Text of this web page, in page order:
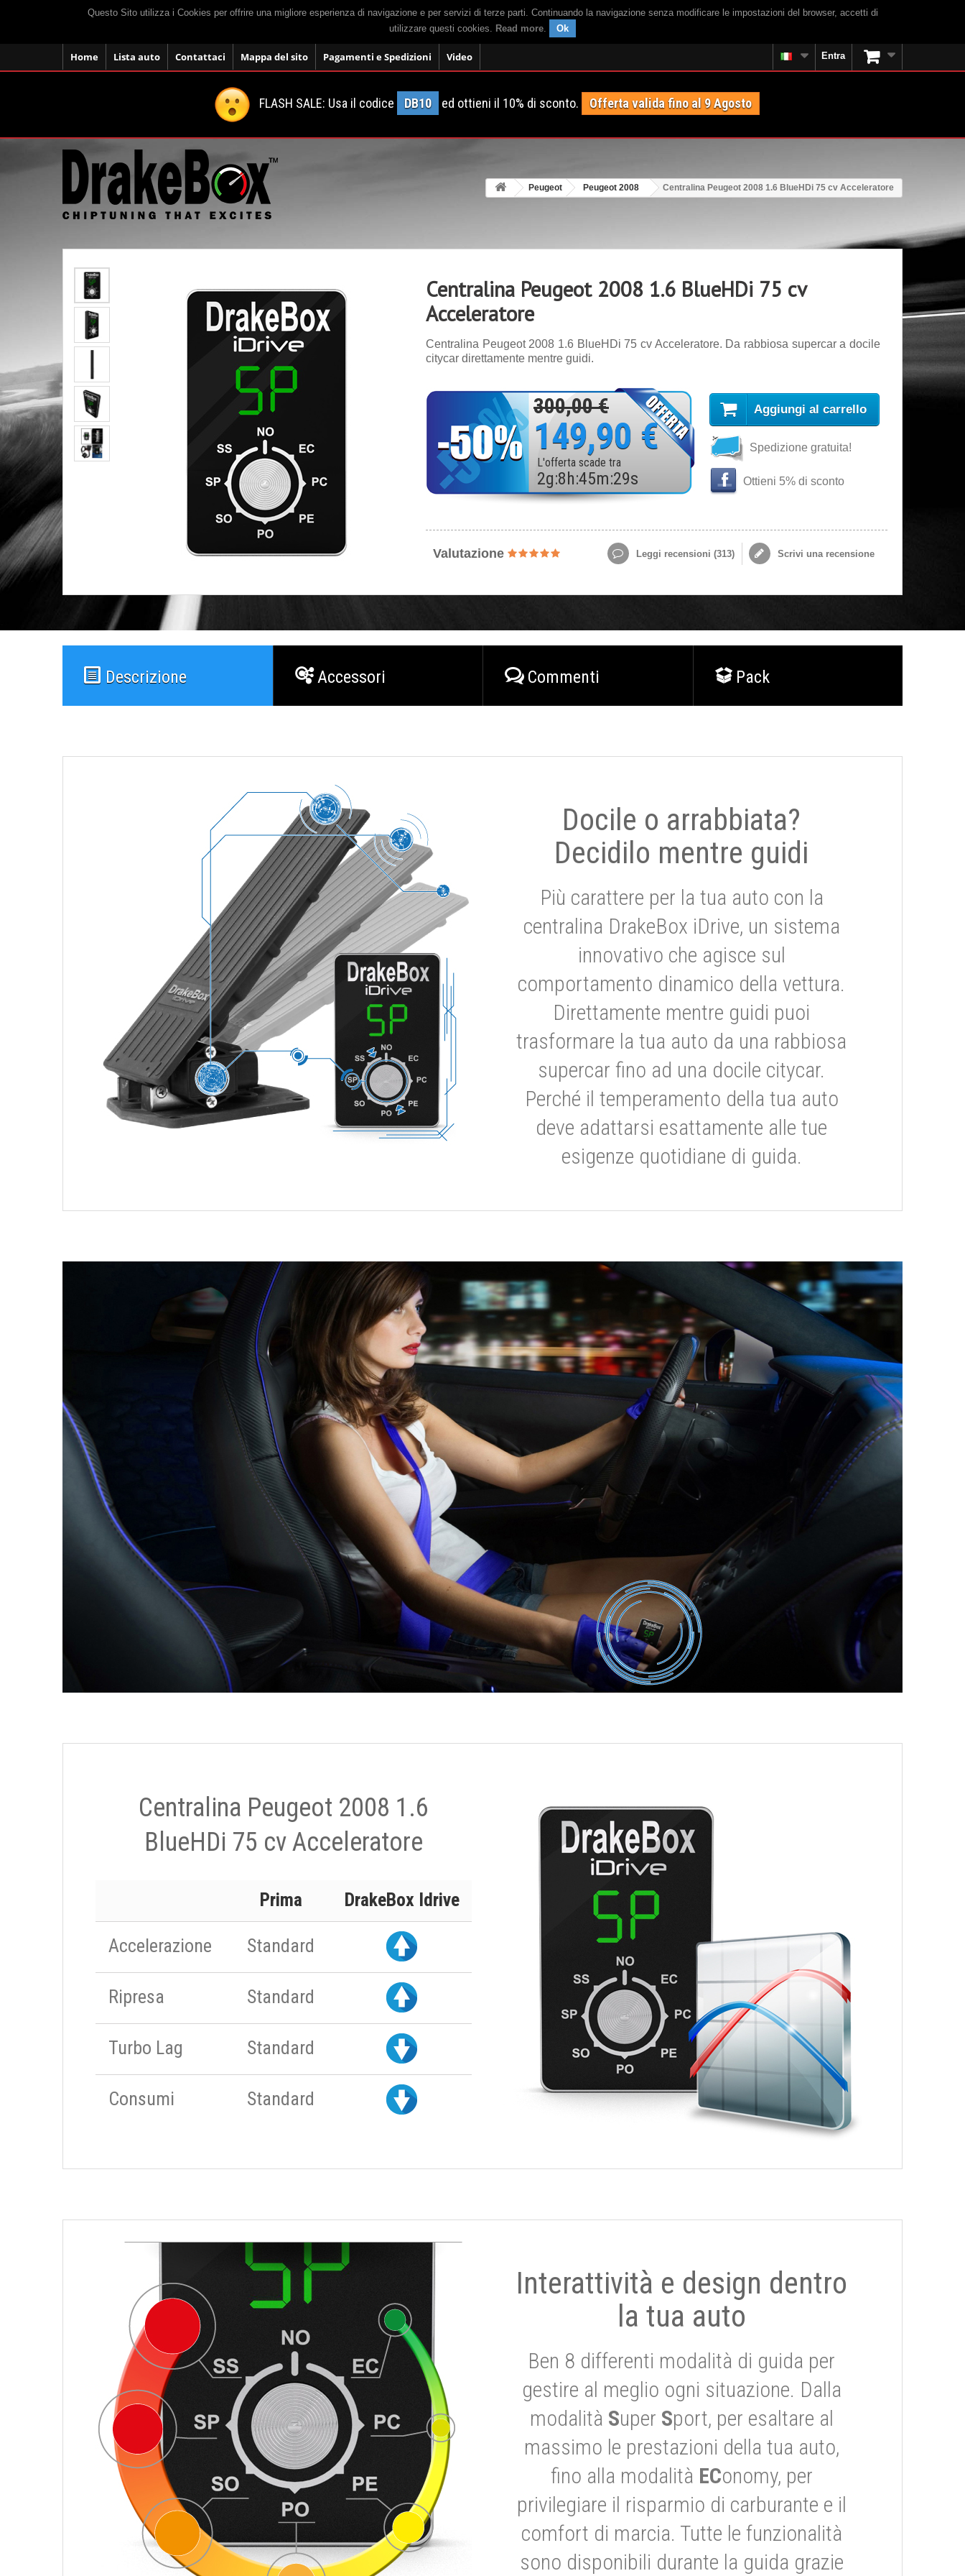
Questo Sito utilizza i Cookies per offrire una migliore esperienza di navigazione e per servizi di terze parti. Continuando la navigazione senza modificare le impostazioni del browser, accetti di
utilizzare questi cookies. Read more. Ok
Home Lista auto Contattaci Mappa del sito Pagamenti e Spedizioni Video Entra
FLASH SALE: Usa il codice DB10 ed ottieni il 10% di sconto. Offerta valida fino al 9 Agosto
Peugeot Peugeot 2008 Centralina Peugeot 2008 1.6 BlueHDi 75 cv Acceleratore
Centralina Peugeot 2008 1.6 BlueHDi 75 cv
Acceleratore
Centralina Peugeot 2008 1.6 BlueHDi 75 cv Acceleratore. Da rabbiosa supercar a docile
citycar direttamente mentre guidi.
300,00 €
149,90 €
L'offerta scade tra
2g:8 h:45m:27s
Aggiungi al carrello
Spedizione gratuita!
Ottieni 5% di sconto
Valutazione Leggi recensioni (313) Scrivi una recensione
Descrizione Accessori Commenti Pack
Docile o arrabbiata?
Decidilo mentre guidi
Più carattere per la tua auto con la
centralina DrakeBox iDrive, un sistema
innovativo che agisce sul
comportamento dinamico della vettura.
Direttamente mentre guidi puoi
trasformare la tua auto da una rabbiosa
supercar fino ad una docile citycar.
Perché il temperamento della tua auto
deve adattarsi esattamente alle tue
esigenze quotidiane di guida.
Centralina Peugeot 2008 1.6
BlueHDi 75 cv Acceleratore
Prima DrakeBox Idrive
Accelerazione Standard
Ripresa Standard
Turbo Lag Standard
Consumi Standard
Interattività e design dentro
la tua auto
Ben 8 differenti modalità di guida per
gestire al meglio ogni situazione. Dalla
modalità Super Sport, per esaltare al
massimo le prestazioni della tua auto,
fino alla modalità EConomy, per
privilegiare il risparmio di carburante e il
comfort di marcia. Tutte le funzionalità
sono disponibili durante la guida grazie